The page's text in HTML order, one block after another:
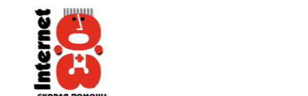
Internet
Скорая помощь